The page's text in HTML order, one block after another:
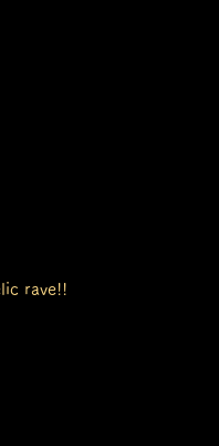
rave!!